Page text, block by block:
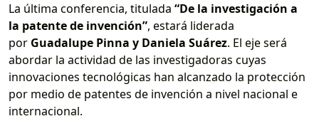
La última conferencia, titulada “De la investigación a
la patente de invención”, estará liderada
por Guadalupe Pinna y Daniela Suárez. El eje será
abordar la actividad de las investigadoras cuyas
innovaciones tecnológicas han alcanzado la protección
por medio de patentes de invención a nivel nacional e
internacional.